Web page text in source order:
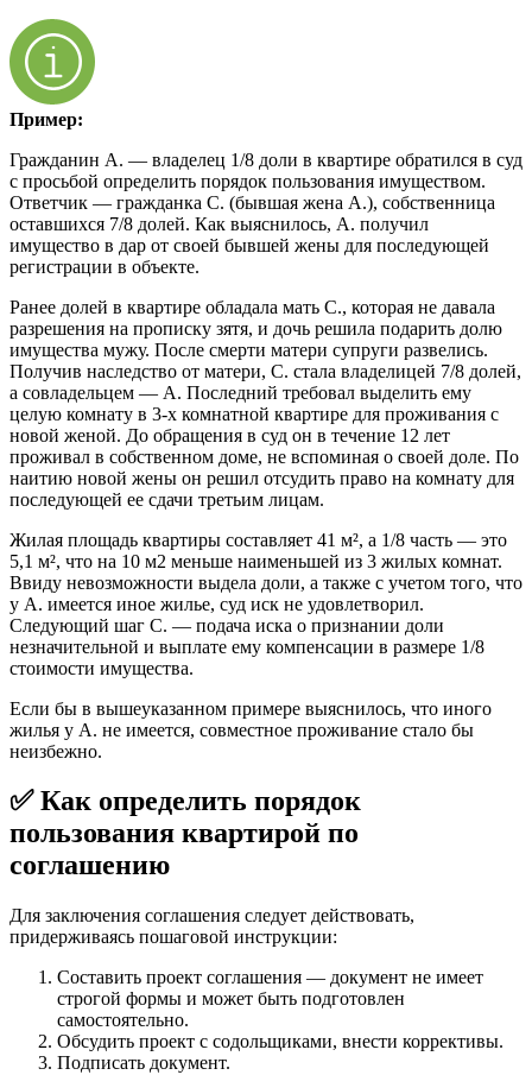
Пример:
Гражданин А. — владелец 1/8 доли в квартире обратился в суд
с просьбой определить порядок пользования имуществом.
Ответчик — гражданка С. (бывшая жена А.), собственница
оставшихся 7/8 долей. Как выяснилось, А. получил
имущество в дар от своей бывшей жены для последующей
регистрации в объекте.
Ранее долей в квартире обладала мать С., которая не давала
разрешения на прописку зятя, и дочь решила подарить долю
имущества мужу. После смерти матери супруги развелись.
Получив наследство от матери, С. стала владелицей 7/8 долей,
а совладельцем — А. Последний требовал выделить ему
целую комнату в 3-х комнатной квартире для проживания с
новой женой. До обращения в суд он в течение 12 лет
проживал в собственном доме, не вспоминая о своей доле. По
наитию новой жены он решил отсудить право на комнату для
последующей ее сдачи третьим лицам.
Жилая площадь квартиры составляет 41 м², а 1/8 часть — это
5,1 м², что на 10 м2 меньше наименьшей из 3 жилых комнат.
Ввиду невозможности выдела доли, а также с учетом того, что
у А. имеется иное жилье, суд иск не удовлетворил.
Следующий шаг С. — подача иска о признании доли
незначительной и выплате ему компенсации в размере 1/8
стоимости имущества.
Если бы в вышеуказанном примере выяснилось, что иного
жилья у А. не имеется, совместное проживание стало бы
неизбежно.
✅ Как определить порядок
пользования квартирой по
соглашению
Для заключения соглашения следует действовать,
придерживаясь пошаговой инструкции:
Составить проект соглашения — документ не имеет
строгой формы и может быть подготовлен
самостоятельно.
Обсудить проект с содольщиками, внести коррективы.
Подписать документ.